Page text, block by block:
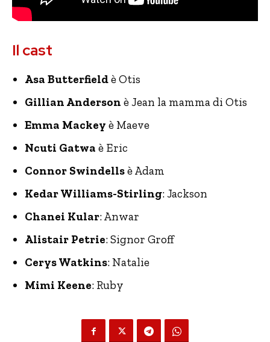
Il cast
Asa Butterfieldè Otis
Gillian Anderson è Jean la mamma di Otis
Emma Mackey è Maeve
Ncuti Gatwa è Eric
Connor Swindellsè Adam
Kedar Williams-Stirling: Jackson
Chanei Kular: Anwar
Alistair Petrie: Signor Groff
Cerys Watkins: Natalie
Mimi Keene: Ruby